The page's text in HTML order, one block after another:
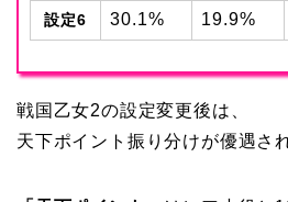
設定6 30.1% 19.9%
戦国乙女2の設定変更後は、
天下ポイント振り分けが優遇さ